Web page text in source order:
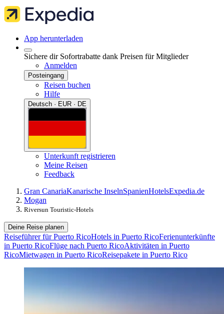
App herunterladen
Sichere dir Sofortrabatte dank Preisen für Mitglieder
Anmelden
Posteingang
Reisen buchen
Hilfe
Deutsch · EUR · DE
Unterkunft registrieren
Meine Reisen
Feedback
Gran CanariaKanarische InselnSpanienHotelsExpedia.de
Mogan
Riversun Touristic-Hotels
Deine Reise planen
Reiseführer für Puerto RicoHotels in Puerto RicoFerienunterkünfte
in Puerto RicoFlüge nach Puerto RicoAktivitäten in Puerto
RicoMietwagen in Puerto RicoReisepakete in Puerto Rico